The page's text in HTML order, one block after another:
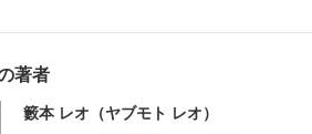
著者
籔本 レオ（ヤブモト レオ）